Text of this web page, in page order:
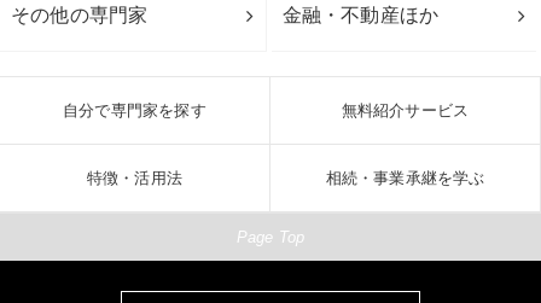
その他の専門家 金融・不動産ほか
自分で専門家を探す 無料紹介サービス
特徴・活用法 相続・事業承継を学ぶ
Page Top